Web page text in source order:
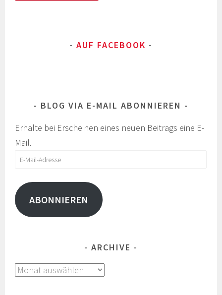
AUF FACEBOOK
BLOG VIA E-MAIL ABONNIEREN
Erhalte bei Erscheinen eines neuen Beitrags eine E-
Mail.
E-
Adresse
ABONNIEREN
ARCHIVE
Archive